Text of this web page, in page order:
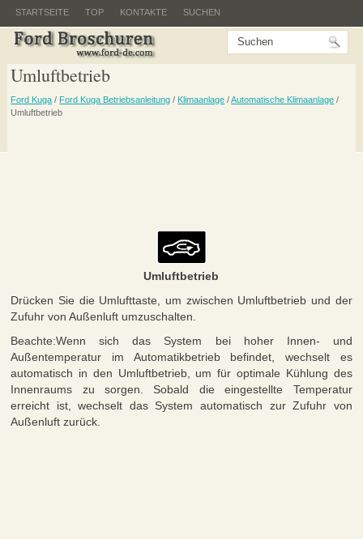
STARTSEITE TOP KONTAKTE SUCHEN
Umluftbetrieb
Ford Kuga / Ford Kuga Betriebsanleitung / Klimaanlage /Automatische Klimaanlage /
Umluftbetrieb
Umluftbetrieb
Drücken Sie die Umlufttaste, um zwischen Umluftbetrieb und der
Zufuhr von Außenluft umzuschalten.
Beachte:Wenn sich das System bei hoher Innen- und
Außentemperatur im Automatikbetrieb befindet, wechselt es
automatisch in den Umluftbetrieb, um für optimale Kühlung des
Innenraums zu sorgen. Sobald die eingestellte Temperatur
erreicht ist, wechselt das System automatisch zur Zufuhr von
Außenluft zurück.